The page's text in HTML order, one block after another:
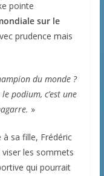
pointe
sur le
prudence mais
du monde ?
podium, c’est une
»
sa fille, Frédéric
viser les sommets
qui pourrait